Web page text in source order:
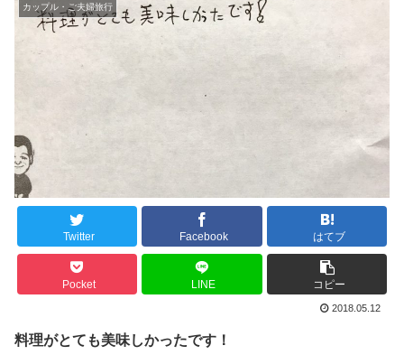
カップル・ご夫婦旅行
Twitter Facebook はてブ
Pocket LINE コピー
2018.05.12
料理がとても美味しかったです！